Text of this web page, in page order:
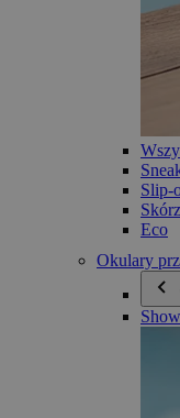
Slip-
Eco
Okulary